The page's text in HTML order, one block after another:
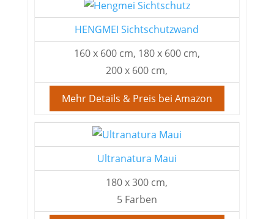
HENGMEI Sichtschutzwand
160 x 600 cm, 180 x 600 cm,
200 x 600 cm,
Mehr Details & Preis bei Amazon
Ultranatura Maui
180 x 300 cm,
5 Farben